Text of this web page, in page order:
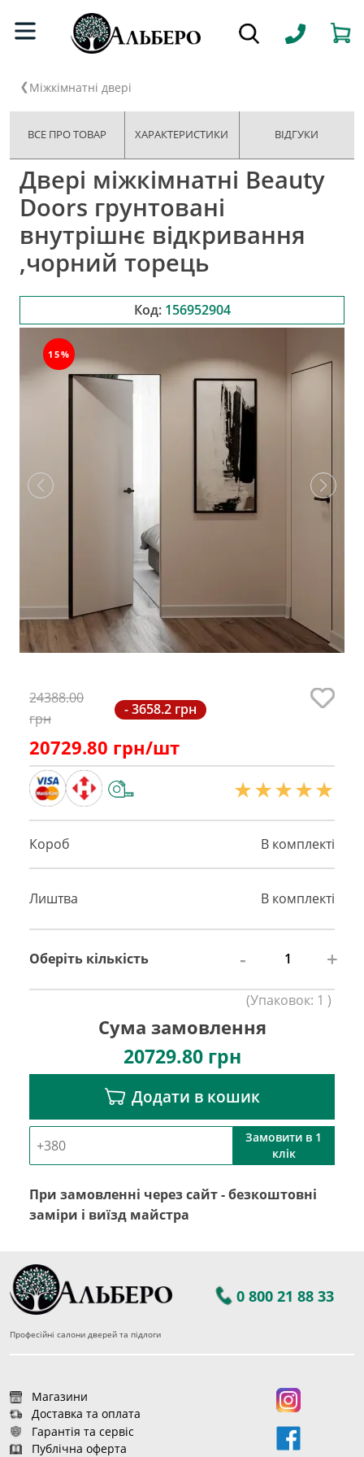
Міжкімнатні двері
ВСЕ ПРО ТОВАР ХАРАКТЕРИСТИКИ ВІДГУКИ
Двері міжкімнатні Beauty
Doors грунтовані
внутрішнє відкривання
,чорний торець
Код: 156952904
15%
24388.00
грн
- 3658.2 грн
20729.80 грн/шт
Короб В комплекті
Лиштва В комплекті
Оберіть кількість - +
(Упаковок: 1 )
Сума замовлення
20729.80грн
Додати в кошик
Замовити в 1
клік
При замовленні через сайт - безкоштовні
заміри і виїзд майстра
0 800 21 88 33
Професійні салони дверей та підлоги
Магазини
Доставка та оплата
Гарантія та сервіс
Публічна оферта